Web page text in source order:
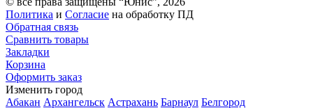
Политика и Согласие на обработку ПД
Обратная связь
Сравнить товары
Закладки
Корзина
Оформить заказ
Изменить город
Абакан Архангельск Астрахань Барнаул Белгород